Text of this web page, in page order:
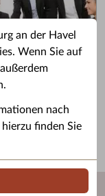
an der Havel
Wenn Sie auf
nach
finden Sie